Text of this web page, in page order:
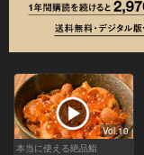
Vol.10
本当に使える絶品鮨